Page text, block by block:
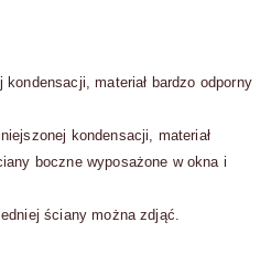
materiał bardzo odporny
kondensacji, materiał
boczne wyposażone w okna i
ściany można zdjąć.